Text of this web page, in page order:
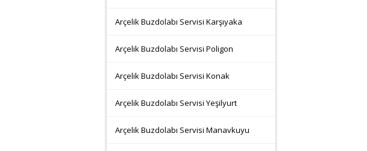
Arçelik Buzdolabı Servisi Karşıyaka
Arçelik Buzdolabı Servisi Poligon
Arçelik Buzdolabı Servisi Konak
Arçelik Buzdolabı Servisi Yeşilyurt
Arçelik Buzdolabı Servisi Manavkuyu